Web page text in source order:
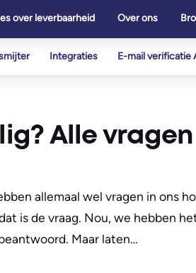
over leverbaarheid Over ons
Integraties E-mail verificatie
Alle
allemaal wel vragen in ons
is de vraag. Nou, we hebben
Maar laten…